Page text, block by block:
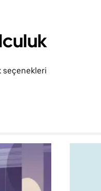
seçenekleri